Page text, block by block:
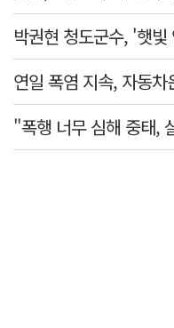
박권현 청도군수, '햇